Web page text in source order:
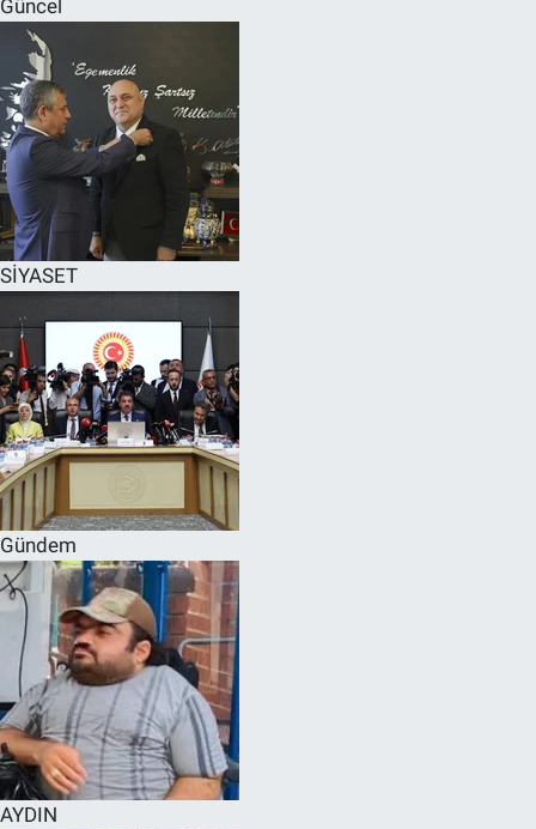
Güncel
SİYASET
Gündem
AYDIN
RESMİ İLANLAR